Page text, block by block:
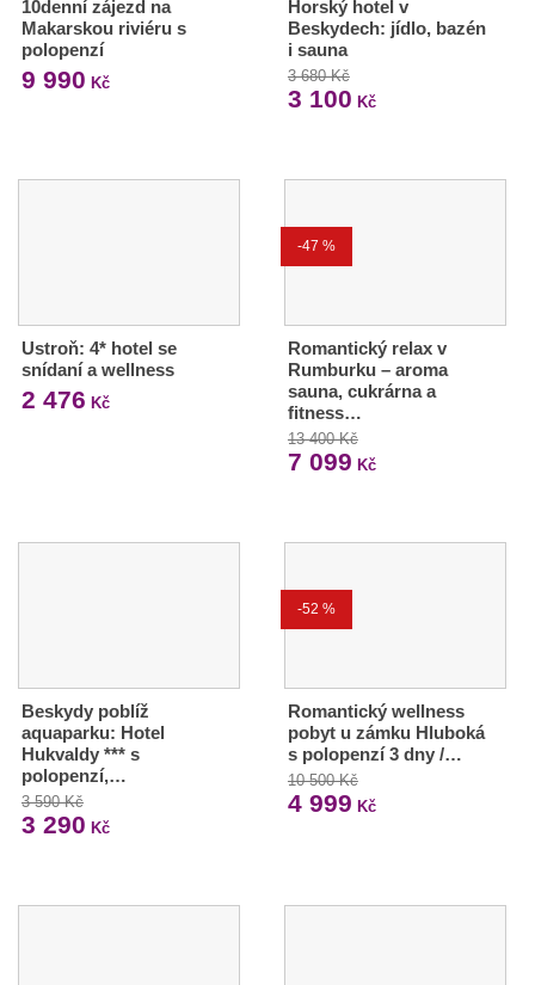
10denní zájezd na
Makarskou riviéru s
polopenzí
9 990 Kč
Horský hotel v
Beskydech: jídlo, bazén
i sauna
3 680 Kč
3 100 Kč
Ustroň: 4* hotel se
snídaní a wellness
2 476 Kč
-47 %
Romantický relax v
Rumburku – aroma
sauna, cukrárna a
fitness…
13 400 Kč
7 099 Kč
Beskydy poblíž
aquaparku: Hotel
Hukvaldy *** s
polopenzí,…
3 590 Kč
3 290 Kč
-52 %
Romantický wellness
pobyt u zámku Hluboká
s polopenzí 3 dny /…
10 500 Kč
4 999 Kč